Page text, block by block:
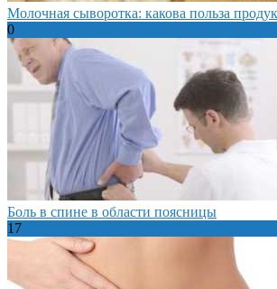
Молочная сыворотка: какова польза
0
Боль в спине в области поясницы
17